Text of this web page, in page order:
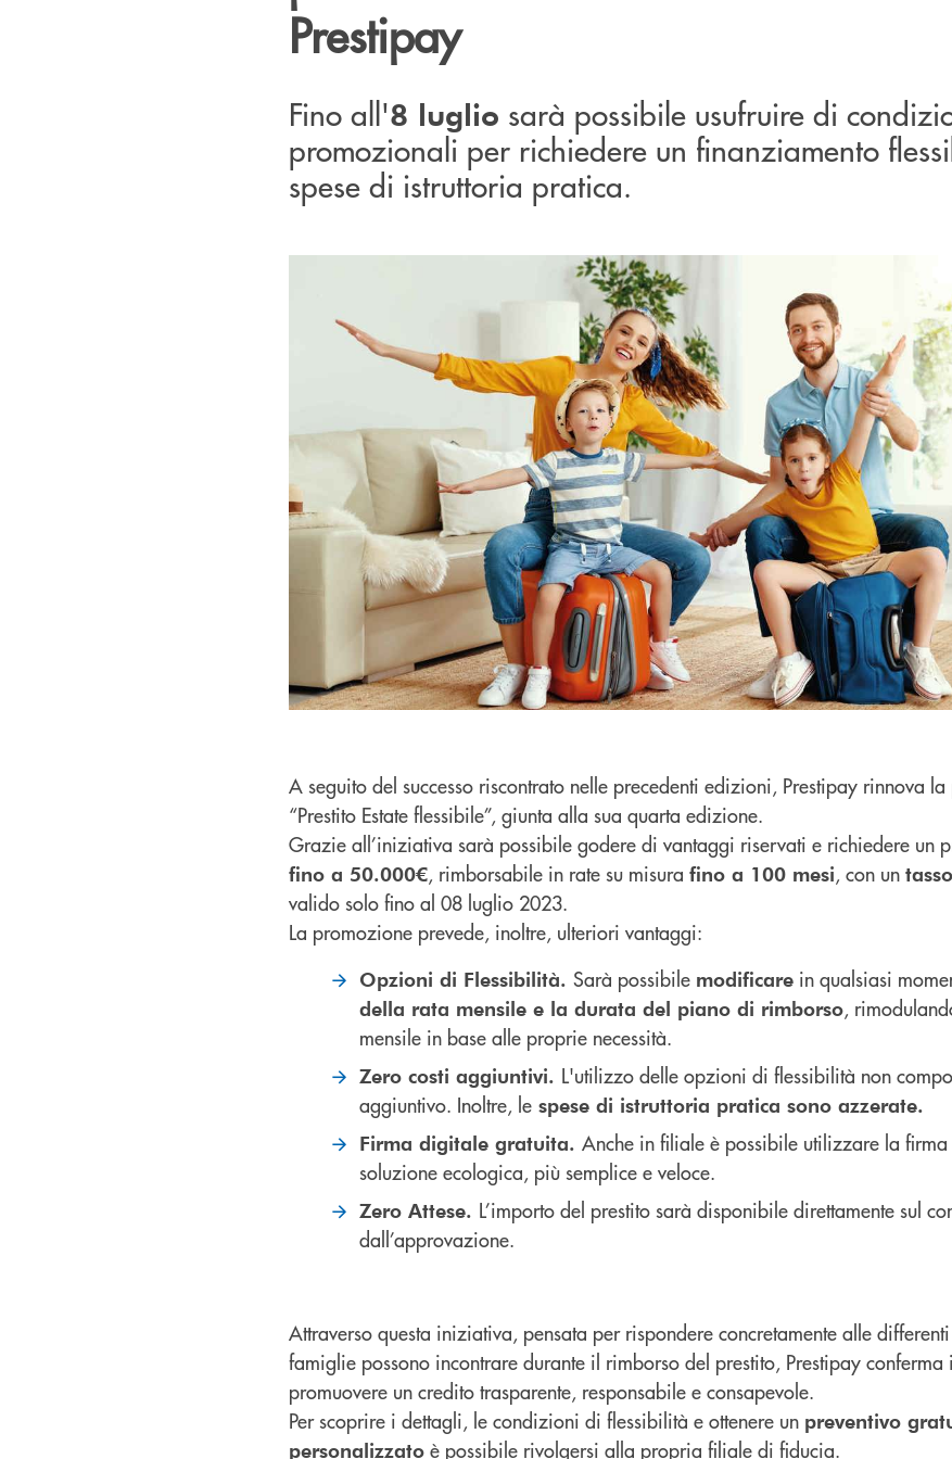
Prestipay
Fino all'8 luglio sarà possibile usufruire di
promozionali per richiedere un finanziamento
spese di istruttoria pratica.
A seguito del successo riscontrato nelle precedenti edizioni, Prestipay rinnova
“Prestito Estate flessibile”, giunta alla sua quarta edizione.
Grazie all’iniziativa sarà possibile godere di vantaggi riservati e richiedere un
fino a 50.000€, rimborsabile in rate su misura fino a 100 mesi, con un
valido solo fino al 08 luglio 2023.
La promozione prevede, inoltre, ulteriori vantaggi:
Opzioni di Flessibilità. Sarà possibile modificare in qualsiasi
della rata mensile e la durata del piano di rimborso,
mensile in base alle proprie necessità.
Zero costi aggiuntivi. L'utilizzo delle opzioni di flessibilità non
aggiuntivo. Inoltre, le spese di istruttoria pratica sono azzerate.
Firma digitale gratuita. Anche in filiale è possibile utilizzare la
soluzione ecologica, più semplice e veloce.
Zero Attese. L’importo del prestito sarà disponibile direttamente sul
dall’approvazione.
Attraverso questa iniziativa, pensata per rispondere concretamente alle
famiglie possono incontrare durante il rimborso del prestito, Prestipay
promuovere un credito trasparente, responsabile e consapevole.
Per scoprire i dettagli, le condizioni di flessibilità e ottenere un preventivo
personalizzato è possibile rivolgersi alla propria filiale di fiducia.